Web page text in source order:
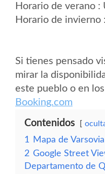
Horario de verano :
Horario de invierno
Si tienes pensado
mirar la
este pueblo o en
Booking.com
Contenidos
1
Mapa de Varsovia
2 Google Street
Departamento de